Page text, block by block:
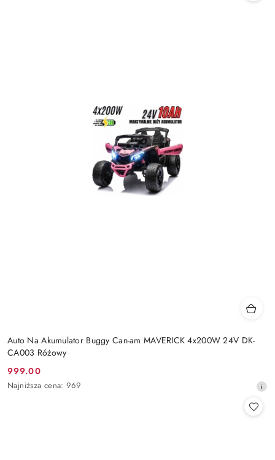
Auto Na Akumulator Buggy Can-am MAVERICK 4x200W 24V DK-
CA003 Różowy
Cena
promocyjna:
999.00
Najniższa
Najniższa cena: 969